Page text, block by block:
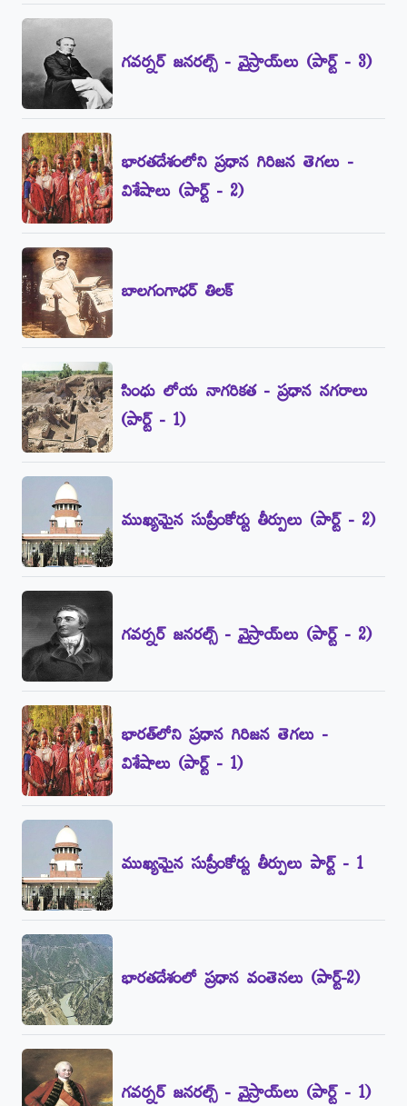
గవర్నర్‌ జనరల్స్‌ - వైస్రాయ్‌లు (పార్ట్‌ - 3)
భారతదేశంలోని ప్రధాన గిరిజన తెగలు -
విశేషాలు (పార్ట్‌ - 2)
బాలగంగాధర్‌ తిలక్‌
సింధు లోయ నాగరికత - ప్రధాన నగరాలు
(పార్ట్‌ - 1)
ముఖ్యమైన సుప్రీంకోర్టు తీర్పులు (పార్ట్‌ - 2)
గవర్నర్‌ జనరల్స్‌ - వైస్రాయ్‌లు (పార్ట్‌ - 2)
భారత్‌లోని ప్రధాన గిరిజన తెగలు -
విశేషాలు (పార్ట్‌ - 1)
ముఖ్యమైన సుప్రీంకోర్టు తీర్పులు పార్ట్‌ - 1
భారతదేశంలో ప్రధాన వంతెనలు (పార్ట్‌-2)
గవర్నర్‌ జనరల్స్‌ - వైస్రాయ్‌లు (పార్ట్‌ - 1)